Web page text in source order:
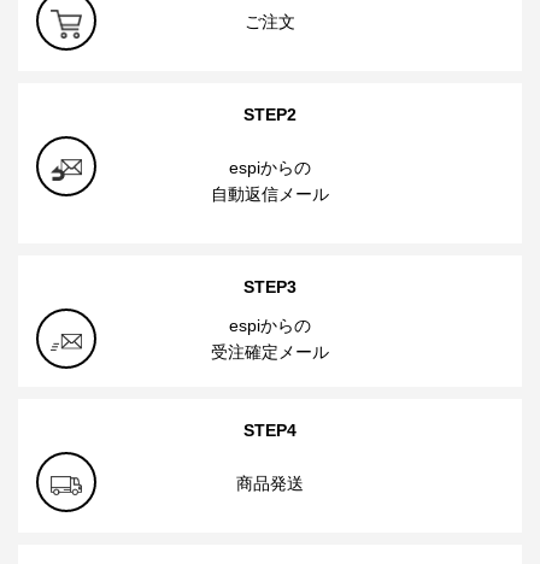
ご注文
STEP2
espiからの
自動返信メール
STEP3
espiからの
受注確定メール
STEP4
商品発送